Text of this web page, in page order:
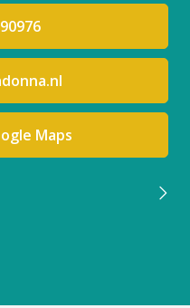
Maps